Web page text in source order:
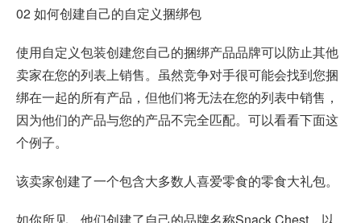
02 如何创建自己的自定义捆绑包
使用自定义包装创建您自己的捆绑产品品牌可以防止其他
卖家在您的列表上销售。虽然竞争对手很可能会找到您捆
绑在一起的所有产品，但他们将无法在您的列表中销售，
因为他们的产品与您的产品不完全匹配。可以看看下面这
个例子。
该卖家创建了一个包含大多数人喜爱零食的零食大礼包。